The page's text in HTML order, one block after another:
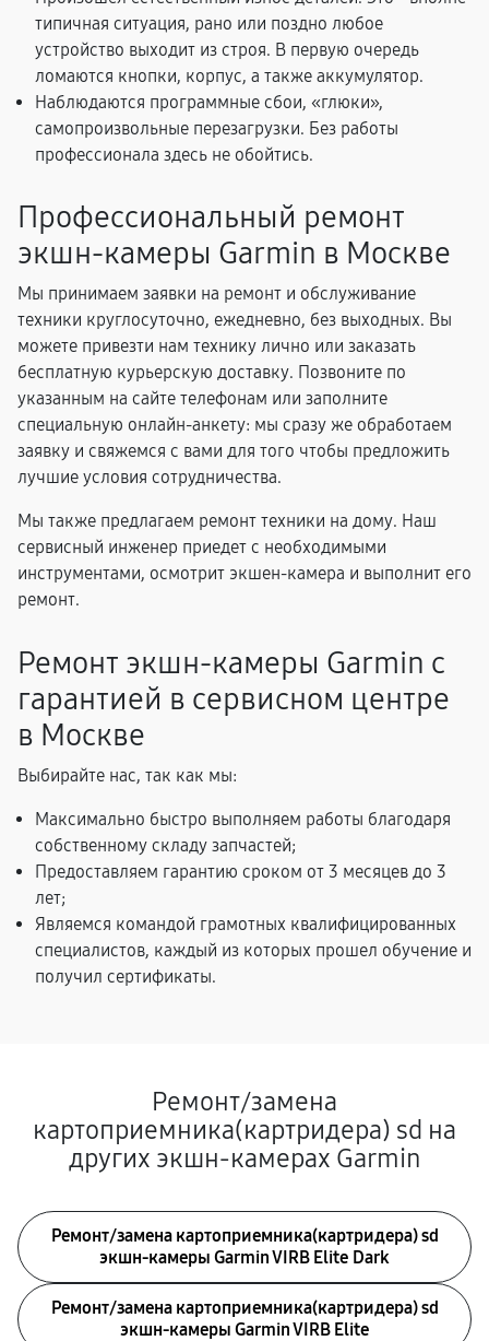
типичная ситуация, рано или поздно любое
устройство выходит из строя. В первую очередь
ломаются кнопки, корпус, а также аккумулятор.
Наблюдаются программные сбои, «глюки»,
самопроизвольные перезагрузки. Без работы
профессионала здесь не обойтись.
Профессиональный ремонт
экшн-камеры Garmin в Москве
Мы принимаем заявки на ремонт и обслуживание
техники круглосуточно, ежедневно, без выходных. Вы
можете привезти нам технику лично или заказать
бесплатную курьерскую доставку. Позвоните по
указанным на сайте телефонам или заполните
специальную онлайн-анкету: мы сразу же обработаем
заявку и свяжемся с вами для того чтобы предложить
лучшие условия сотрудничества.
Мы также предлагаем ремонт техники на дому. Наш
сервисный инженер приедет с необходимыми
инструментами, осмотрит экшен-камера и выполнит его
ремонт.
Ремонт экшн-камеры Garmin с
гарантией в сервисном центре
в Москве
Выбирайте нас, так как мы:
Максимально быстро выполняем работы благодаря
собственному складу запчастей;
Предоставляем гарантию сроком от 3 месяцев до 3
лет;
Являемся командой грамотных квалифицированных
специалистов, каждый из которых прошел обучение и
получил сертификаты.
Ремонт/замена
картоприемника(картридера) sd на
других экшн-камерах Garmin
Ремонт/замена картоприемника(картридера) sd
экшн-камеры Garmin VIRB Elite Dark
Ремонт/замена картоприемника(картридера) sd
экшн-камеры Garmin VIRB Elite